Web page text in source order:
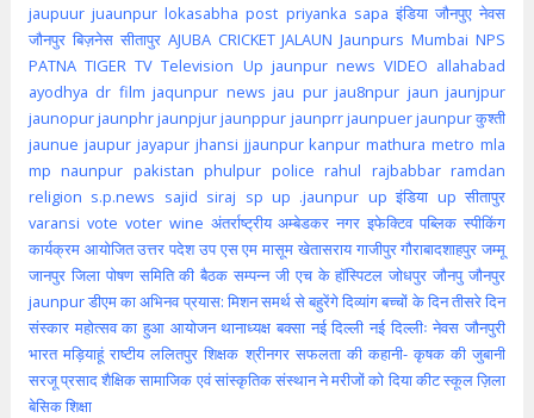
jaupuur juaunpur lokasabha post priyanka sapa इंडिया जौनपुए नेवस
जौनपुर बिज़नेस सीतापुर AJUBA CRICKET JALAUN Jaunpurs Mumbai NPS
PATNA TIGER TV Television Up jaunpur news VIDEO allahabad
ayodhya dr film jaqunpur news jau pur jau8npur jaun jaunjpur
jaunopurjaunphrjaunpjurjaunppur jaunprrjaunpuerjaunpur कुश्ती
jaunue jaupur jayapur jhansi jjaunpur kanpur mathura metro mla
mp naunpur pakistan phulpur police rahul rajbabbar ramdan
religion s.p.news sajid siraj sp up .jaunpur up इंडिया up सीतापुर
varansi vote voter wine अंतर्राष्ट्रीय अम्बेडकर नगर इफेक्टिव पब्लिक स्पीकिंग
कार्यक्रम आयोजित उत्तर पदेश उप एस एम मासूम खेतासराय गाजीपुर गौराबादशाहपुर जम्मू
जानपुर जिला पोषण समिति की बैठक सम्पन्न जी एच के हॉस्पिटल जोधपुर जौनपु जौनपुर
jaunpurडीएम का अभिनव प्रयास: मिशन समर्थ से बहुरेंगे दिव्यांग बच्चों के दिनतीसरे दिन
संस्कार महोत्सव का हुआ आयोजन थानाध्यक्ष बक्सा नई दिल्ली नई दिल्लीः नेवस जौनपुरी
भारत मड़ियाहूं राष्टीय ललितपुर शिक्षक श्रीनगर सफलता की कहानी- कृषक की जुबानी
सरजू प्रसाद शैक्षिकसामाजिक एवं सांस्कृतिक संस्थान ने मरीजों को दिया कीटस्कूलज़िला
बेसिक शिक्षा